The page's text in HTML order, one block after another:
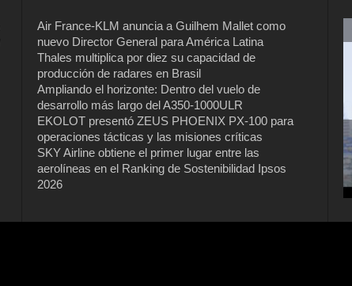
Air France-KLM anuncia a Guilhem Mallet como
nuevo Director General para América Latina
Thales multiplica por diez su capacidad de
producción de radares en Brasil
Ampliando el horizonte: Dentro del vuelo de
desarrollo más largo del A350-1000ULR
EKOLOT presentó ZEUS PHOENIX PX-100 para
operaciones tácticas y las misiones críticas
SKY Airline obtiene el primer lugar entre las
aerolíneas en el Ranking de Sostenibilidad Ipsos
2026
Air France-KLM anuncia a Guilhem
Mallet como nuevo Director General
para América Latina